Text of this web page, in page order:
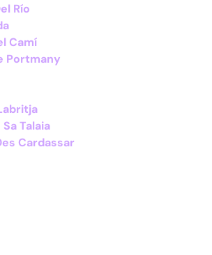
Río
Camí
Portmany
Talaia
Cardassar